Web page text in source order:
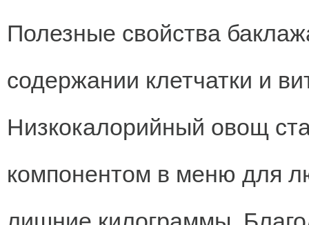
Полезные свойства
содержании клетчатки и
Низкокалорийный овощ
компонентом в меню для